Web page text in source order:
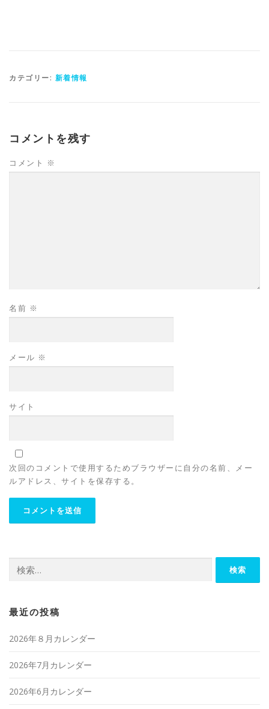
カテゴリー: 新着情報
コメントを残す
コメント ※
名前 ※
メール ※
サイト
次回のコメントで使用するためブラウザーに自分の名前、メー
ルアドレス、サイトを保存する。
索:
最近の投稿
2026年８月カレンダー
2026年7月カレンダー
2026年6月カレンダー